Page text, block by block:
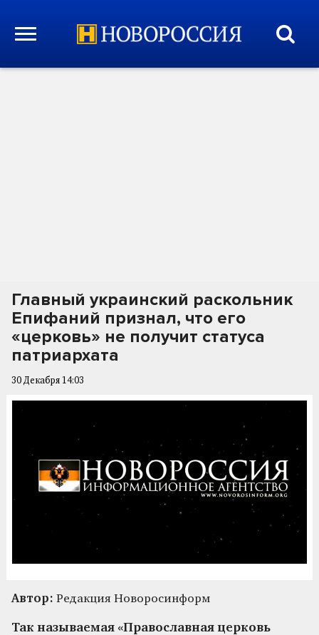
Главный украинский раскольник
Епифаний признал, что его
«церковь» не получит статуса
патриархата
30 Декабря 14:03
Автор: Редакция Новоросинформ
Так называемая «Православная церковь